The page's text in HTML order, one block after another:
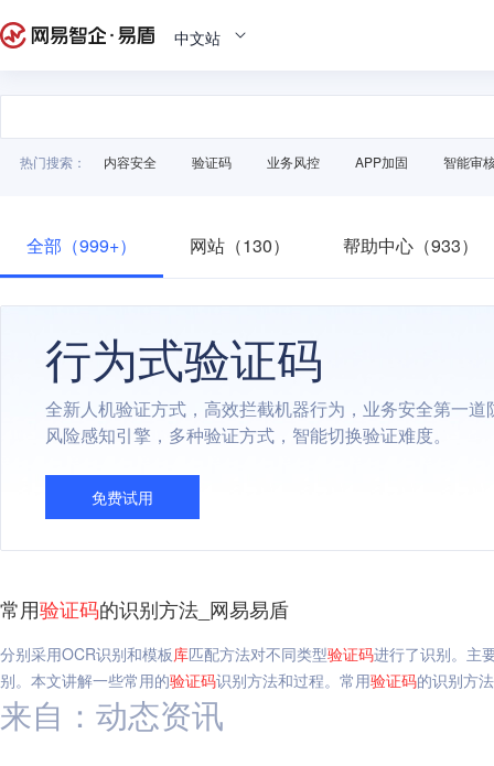
中文站
热门搜索： 内容安全 验证码 业务风控 APP加固 智能审
全部（999+） 网站（130） 帮助中心（933）
行为式验证码
全新人机验证方式，高效拦截机器行为，业务安全第一道
风险感知引擎，多种验证方式，智能切换验证难度。
免费试用
常用验证码的识别方法_网易易盾
分别采用OCR识别和模板库匹配方法对不同类型验证码进行了识别。主
别。本文讲解一些常用的验证码识别方法和过程。常用验证码的识别方法
来自：动态资讯